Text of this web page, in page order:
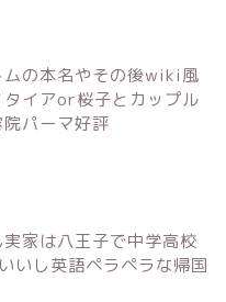
ムの本名やその後wiki風
タイアor桜子とカップル
パーマ好評
家は八王子で中学高校
いし英語ペラペラな帰国